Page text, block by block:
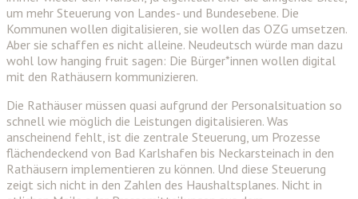
um mehr Steuerung von Landes- und Bundesebene. Die
Kommunen wollen digitalisieren, sie wollen das OZG umsetzen.
Aber sie schaffen es nicht alleine. Neudeutsch würde man dazu
wohl low hanging fruit sagen: Die Bürger*innen wollen digital
mit den Rathäusern kommunizieren.
Die Rathäuser müssen quasi aufgrund der Personalsituation so
schnell wie möglich die Leistungen digitalisieren. Was
anscheinend fehlt, ist die zentrale Steuerung, um Prozesse
flächendeckend von Bad Karlshafen bis Neckarsteinach in den
Rathäusern implementieren zu können. Und diese Steuerung
zeigt sich nicht in den Zahlen des Haushaltsplanes. Nicht in